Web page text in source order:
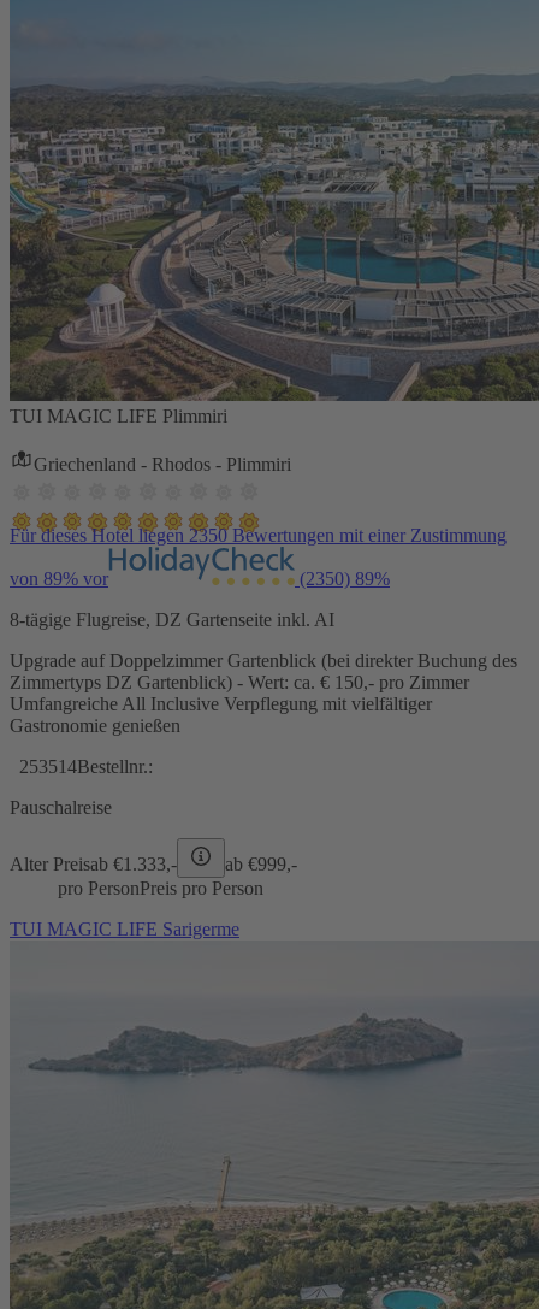
TUI MAGIC LIFE Plimmiri
Griechenland - Rhodos - Plimmiri
Für dieses Hotel liegen 2350 Bewertungen mit einer Zustimmung
von 89% vor (2350) 89%
8-tägige Flugreise, DZ Gartenseite inkl. AI
Upgrade auf Doppelzimmer Gartenblick (bei direkter Buchung des
Zimmertyps DZ Gartenblick) - Wert: ca. € 150,- pro Zimmer
Umfangreiche All Inclusive Verpflegung mit vielfältiger
Gastronomie genießen
253514Bestellnr.:
Pauschalreise
Alter Preisab €1.333,- ab €999,-
pro PersonPreis pro Person
TUI MAGIC LIFE Sarigerme